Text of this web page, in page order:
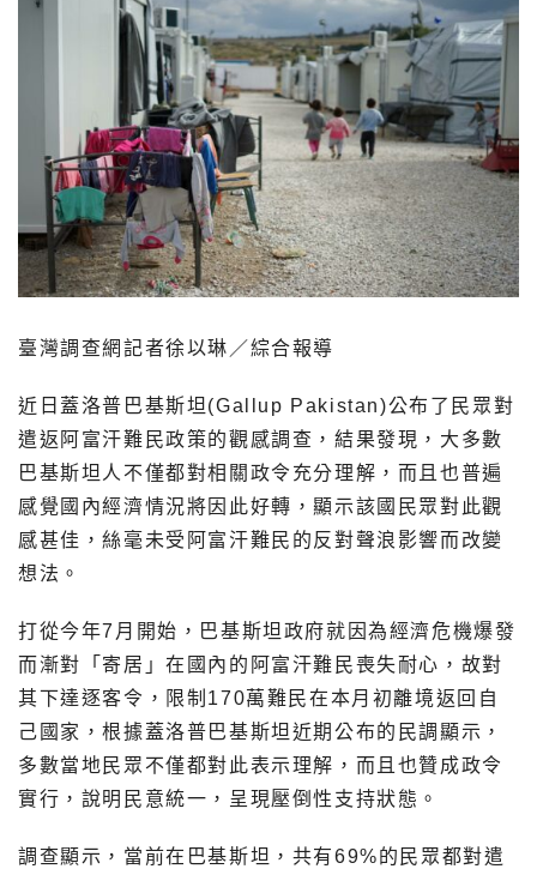
臺灣調查網記者徐以琳／綜合報導
近日蓋洛普巴基斯坦(Gallup Pakistan)公布了民眾對
遣返阿富汗難民政策的觀感調查，結果發現，大多數
巴基斯坦人不僅都對相關政令充分理解，而且也普遍
感覺國內經濟情況將因此好轉，顯示該國民眾對此觀
感甚佳，絲毫未受阿富汗難民的反對聲浪影響而改變
想法。
打從今年7月開始，巴基斯坦政府就因為經濟危機爆發
而漸對「寄居」在國內的阿富汗難民喪失耐心，故對
其下達逐客令，限制170萬難民在本月初離境返回自
己國家，根據蓋洛普巴基斯坦近期公布的民調顯示，
多數當地民眾不僅都對此表示理解，而且也贊成政令
實行，說明民意統一，呈現壓倒性支持狀態。
調查顯示，當前在巴基斯坦，共有69%的民眾都對遣